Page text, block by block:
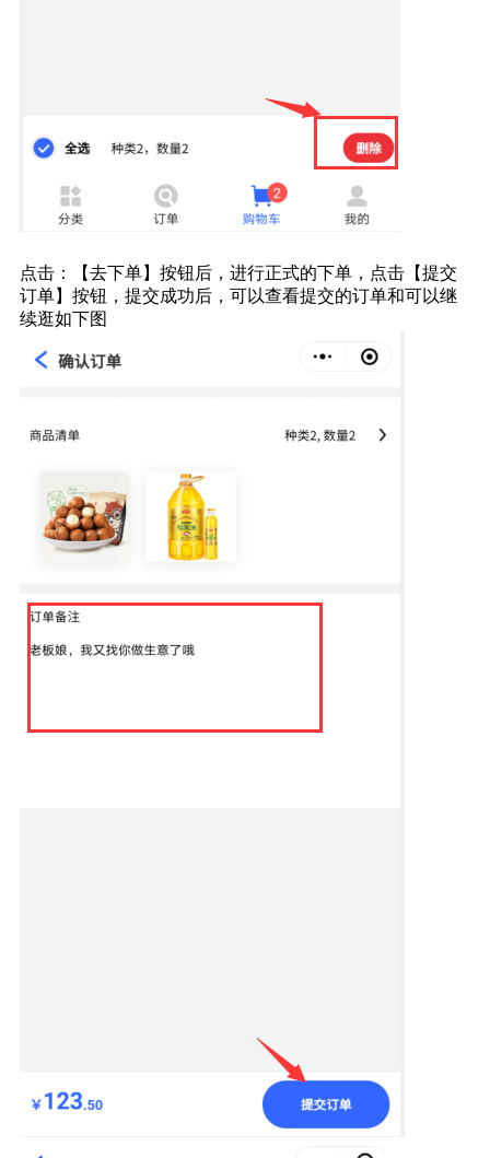
点击：【去下单】按钮后，进行正式的下单，点击【提交
订单】按钮，提交成功后，可以查看提交的订单和可以继
续逛如下图